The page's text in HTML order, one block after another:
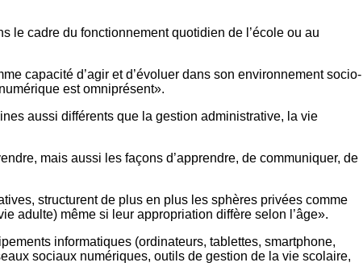
le cadre du fonctionnement quotidien de l’école ou au
capacité d’agir et d’évoluer dans son environnement socio-
est omniprésent».
aussi différents que la gestion administrative, la vie
mais aussi les façons d’apprendre, de communiquer, de
structurent de plus en plus les sphères privées comme
adulte) même si leur appropriation diffère selon l’âge».
informatiques (ordinateurs, tablettes, smartphone,
sociaux numériques, outils de gestion de la vie scolaire,